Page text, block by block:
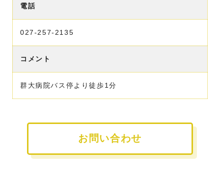
電話
027-257-2135
コメント
群大病院バス停より徒歩1分
お問い合わせ